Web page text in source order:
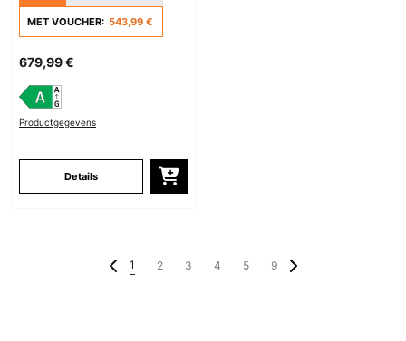
MET VOUCHER: 543,99 €
679,99 €
Productgegevens
Details
1 2 3 4 5 9